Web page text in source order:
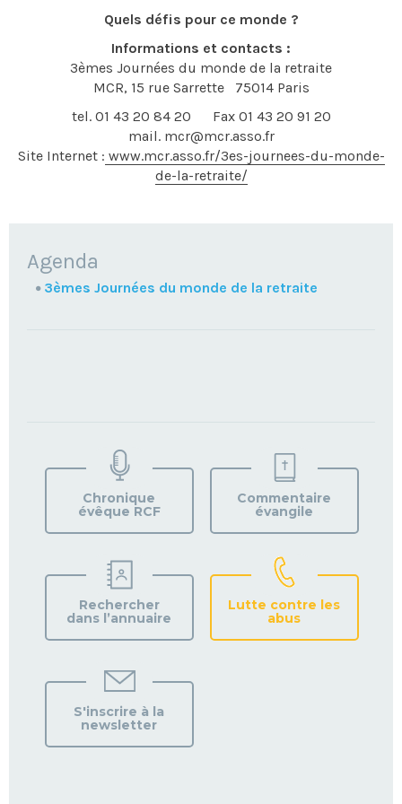
Quels défis pour ce monde ?
Informations et contacts :
3èmes Journées du monde de la retraite
MCR, 15 rue Sarrette 75014 Paris
tel. 01 43 20 84 20 Fax 01 43 20 91 20
mail. mcr@mcr.asso.fr
Site Internet : www.mcr.asso.fr/3es-journees-du-monde-
de-la-retraite/
NAVIGATION
Agenda
3èmes Journées du monde de la retraite
VOTRE
PAROISSE
Chronique
évêque RCF
Commentaire
évangile
Rechercher
dans l’annuaire
Lutte contre les
abus
S'inscrire à la
newsletter